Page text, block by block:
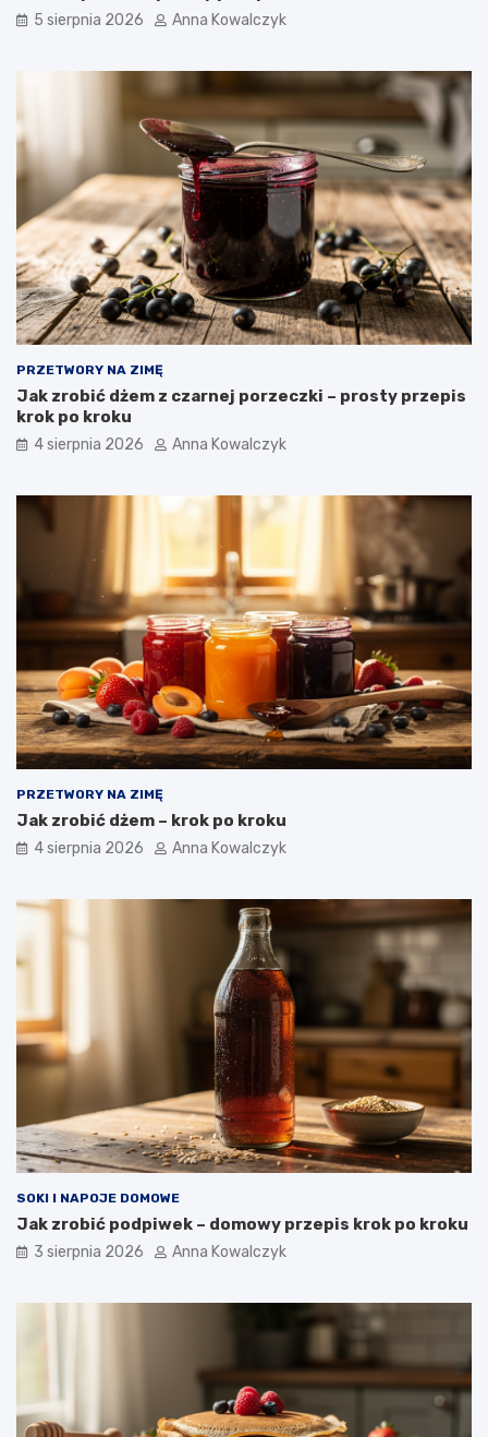
5 sierpnia 2026 Anna Kowalczyk
PRZETWORY NA ZIMĘ
Jak zrobić dżem z czarnej porzeczki – prosty przepis
krok po kroku
4 sierpnia 2026 Anna Kowalczyk
PRZETWORY NA ZIMĘ
Jak zrobić dżem – krok po kroku
4 sierpnia 2026 Anna Kowalczyk
SOKI I NAPOJE DOMOWE
Jak zrobić podpiwek – domowy przepis krok po kroku
3 sierpnia 2026 Anna Kowalczyk